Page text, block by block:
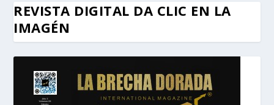
REVISTA DIGITAL DA CLIC EN LA
IMAGÉN